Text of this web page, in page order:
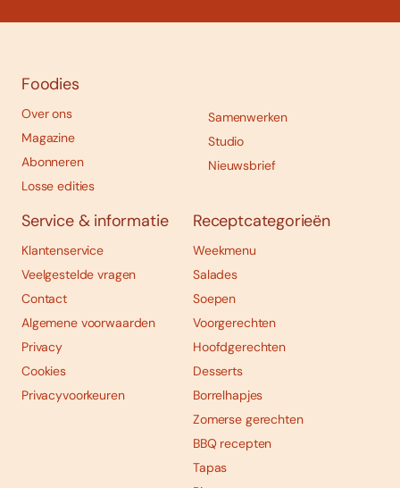
Foodies
Over ons
Magazine
Abonneren
Losse edities
Samenwerken
Studio
Nieuwsbrief
Service & informatie
Klantenservice
Veelgestelde vragen
Contact
Algemene voorwaarden
Privacy
Cookies
Privacyvoorkeuren
Receptcategorieën
Weekmenu
Salades
Soepen
Voorgerechten
Hoofdgerechten
Desserts
Borrelhapjes
Zomerse gerechten
BBQ recepten
Tapas